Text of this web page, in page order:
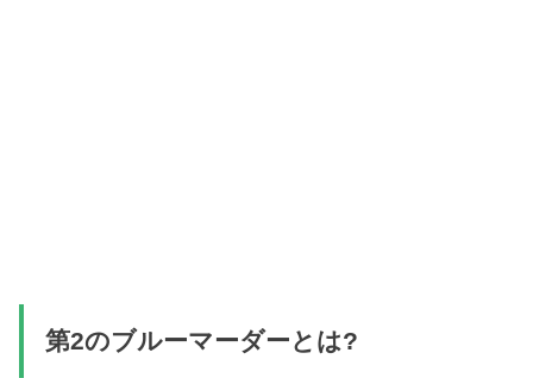
第2のブルーマーダーとは?